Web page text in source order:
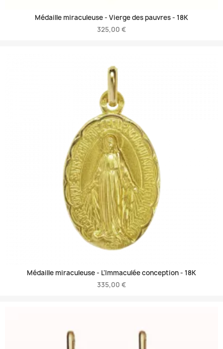
Médaille miraculeuse - Vierge des pauvres - 18K
325,00 €
Médaille miraculeuse - L'Immaculée conception - 18K
335,00 €